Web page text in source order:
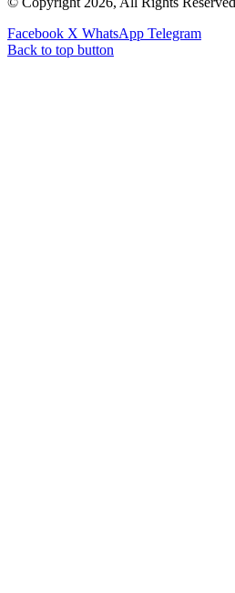
Facebook X WhatsApp Telegram
Back to top button